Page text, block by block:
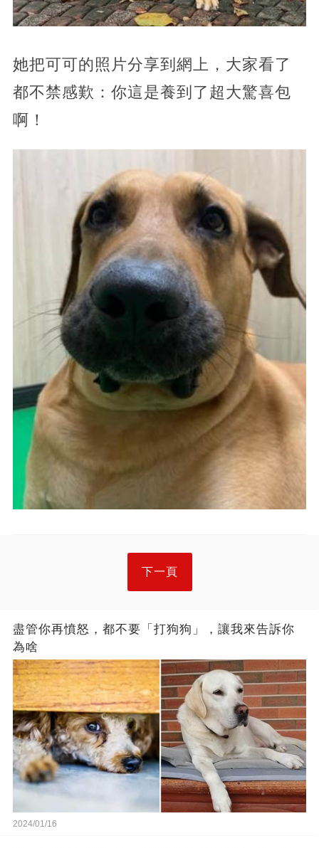
她把可可的照片分享到網上，大家看了
都不禁感歎：你這是養到了超大驚喜包
啊！
下一頁
盡管你再憤怒，都不要「打狗狗」，讓我來告訴你
為啥
2024/01/16